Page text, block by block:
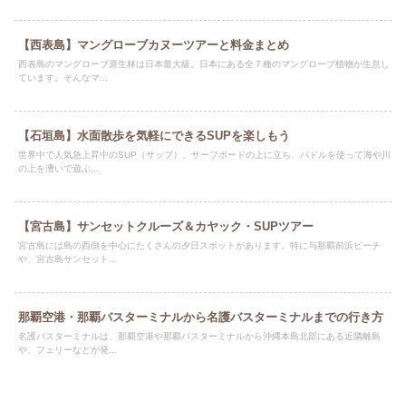
【西表島】マングローブカヌーツアーと料金まとめ
西表島のマングローブ原生林は日本最大級。日本にある全７種のマングローブ植物が生息し
ています。そんなマ...
【石垣島】水面散歩を気軽にできるSUPを楽しもう
世界中で人気急上昇中のSUP（サップ）。サーフボードの上に立ち、パドルを使って海や川
の上を漕いで遊ぶ...
【宮古島】サンセットクルーズ＆カヤック・SUPツアー
宮古島には島の西側を中心にたくさんの夕日スポットがあります。特に与那覇前浜ビーチ
や、宮古島サンセット...
那覇空港・那覇バスターミナルから名護バスターミナルまでの行き方
名護バスターミナルは、那覇空港や那覇バスターミナルから沖縄本島北部にある近隣離島
や、フェリーなどが発...